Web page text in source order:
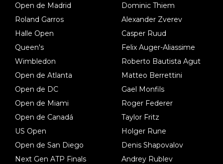
Open de Madrid
Roland Garros
Halle Open
Queen's
Wimbledon
Open de Atlanta
Open de DC
Open de Miami
Open de Canadá
US Open
Open de San Diego
Next Gen ATP Finals
Dominic Thiem
Alexander Zverev
Casper Ruud
Felix Auger-Aliassime
Roberto Bautista Agut
Matteo Berrettini
Gael Monfils
Roger Federer
Taylor Fritz
Holger Rune
Denis Shapovalov
Andrey Rublev